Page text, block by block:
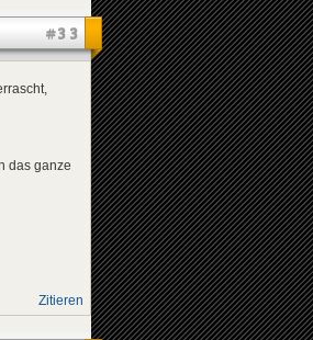
#33
das ganze
Zitieren